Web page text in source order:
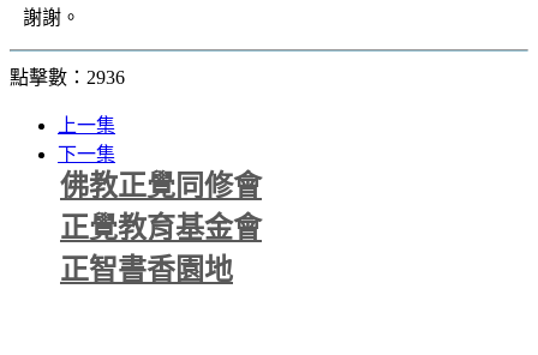
謝謝。
點擊數：2936
上一集
下一集
佛教正覺同修會
正覺教育基金會
正智書香園地